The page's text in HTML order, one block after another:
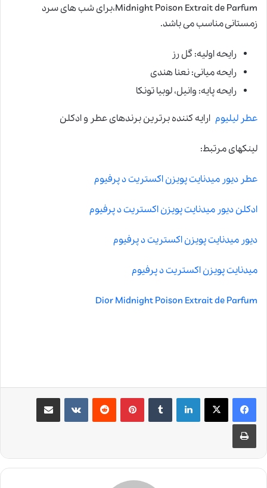
Midnight Poison Extrait de Parfum،برای شب های سرد
زمستانی مناسب می باشد.
رایحه اولیه: گل رز
رایحه میانی: نعنا هندی
رایحه پایه: وانیل، لوبیا تونکا
عطر لیلیوم ارایه کننده برترین برندهای عطر و ادکلن
لینکهای مرتبط:
عطر دیور میدنایت پویزن اکستریت د پرفیوم
ادکلن دیور میدنایت پویزن اکستریت د پرفیوم
دیور میدنایت پویزن اکستریت د پرفیوم
میدنایت پویزن اکستریت د پرفیوم
Dior Midnight Poison Extrait de Parfum
لینکدین ‫پین‌ترست ‫رددیت
چاپ